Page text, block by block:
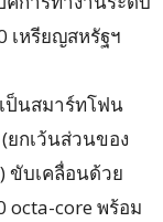
เหรียญสหรัฐฯ
ป็นสมาร์ทโฟน
กเว้นส่วนของ
ขับเคลื่อนด้วย
octa-core พร้อม